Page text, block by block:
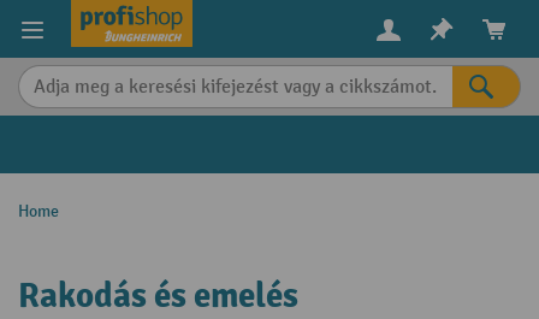
content
Home
Rakodás és emelés